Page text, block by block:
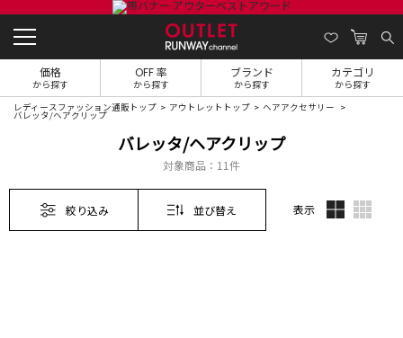
価格
から探す
OFF 率
から探す
ブランド
から探す
カテゴリ
から探す
レディースファッション通販トップ アウトレットトップ ヘアアクセサリー
バレッタ/ヘアクリップ
バレッタ/ヘアクリップ
対象商品： 11件
絞り込み 並び替え 表示